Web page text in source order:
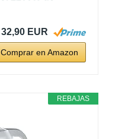
32,90 EUR
Comprar en Amazon
REBAJAS